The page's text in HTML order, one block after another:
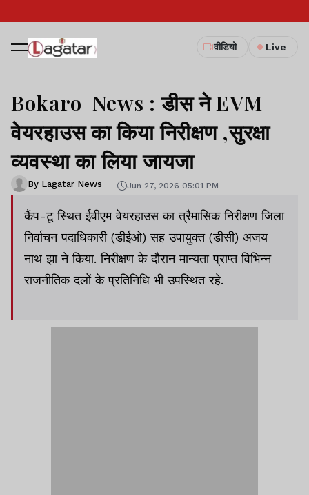
वीडियो Live
Bokaro News : डीस ने EVM
वेयरहाउस का किया निरीक्षण ,सुरक्षा
व्यवस्था का लिया जायजा
By Lagatar News Jun 27, 2026 05:01 PM
कैंप-टू स्थित ईवीएम वेयरहाउस का त्रैमासिक निरीक्षण जिला
निर्वाचन पदाधिकारी (डीईओ) सह उपायुक्त (डीसी) अजय
नाथ झा ने किया. निरीक्षण के दौरान मान्यता प्राप्त विभिन्न
राजनीतिक दलों के प्रतिनिधि भी उपस्थित रहे.